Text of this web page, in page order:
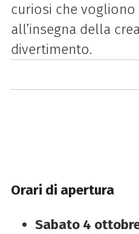
curiosi che
all’insegna della
divertimento.
Orari di apertura
Sabato 4